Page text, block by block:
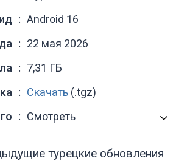
Android 16
22 мая 2026
7,31 ГБ
Скачать (.tgz)
Смотреть
турецкие обновления